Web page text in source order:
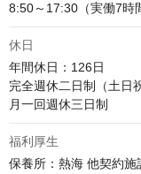
8:50～17:30（実働7時
休日
年間休日：126日
完全週休二日制（土日
月一回週休三日制
福利厚生
保養所：熱海 他契約施